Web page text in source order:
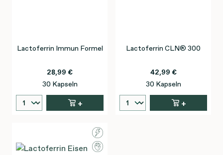
Lactoferrin Immun Formel
28,99 €
30 Kapseln
+
Lactoferrin CLN® 300
42,99 €
30 Kapseln
+